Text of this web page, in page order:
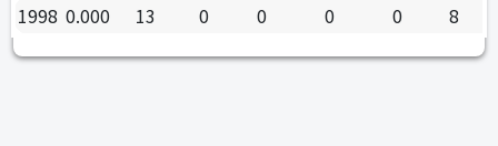
1998 0.000 13 0 0 0 0 8